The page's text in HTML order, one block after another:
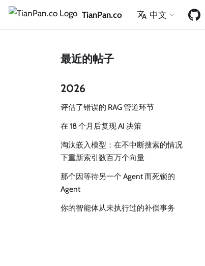
TianPan.co 中文
最近的帖子
2026
评估了错误的 RAG 管道环节
在 18 个月后复现 AI 决策
淘汰嵌入模型：在不中断搜索的情况
下重新索引数百万个向量
那个因等待另一个 Agent 而死锁的
Agent
你的智能体从未执行过的补偿事务